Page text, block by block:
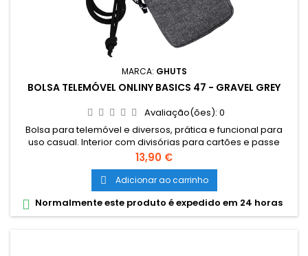
MARCA: GHUTS
BOLSA TELEMÓVEL ONLINY BASICS 47 - GRAVEL GREY
Avaliação(ões): 0
Bolsa para telemóvel e diversos, prática e funcional para
uso casual. Interior com divisórias para cartões e passe
escolar, bolsa exterior com fecho e cordão removível.
Dimensões: • 9,5 x 18 x 2 cm Material: • Polyester 600D• Fechos
e cursor certificados YKK PVP Recomendado: • 14,90 €
Preço
13,90 €
 Adicionar ao carrinho
 Normalmente este produto é expedido em 24 horas